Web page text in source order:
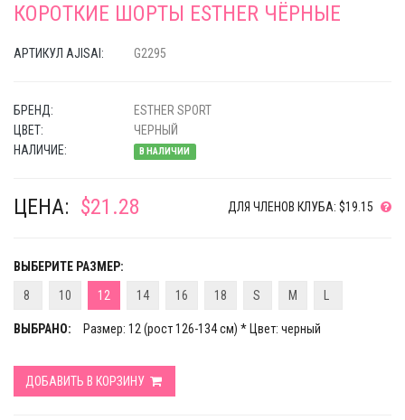
КОРОТКИЕ ШОРТЫ ESTHER ЧЁРНЫЕ
АРТИКУЛ AJISAI: G2295
БРЕНД:
ESTHER SPORT
ЦВЕТ:
ЧЕРНЫЙ
НАЛИЧИЕ:
В НАЛИЧИИ
ЦЕНА: $21.28 ДЛЯ ЧЛЕНОВ КЛУБА: $19.15
ВЫБЕРИТЕ РАЗМЕР:
8
10 12 14 16 18 S M
ВЫБРАНО: Размер: 12 (рост 126-134 см) * Цвет: черный
ДОБАВИТЬ В КОРЗИНУ